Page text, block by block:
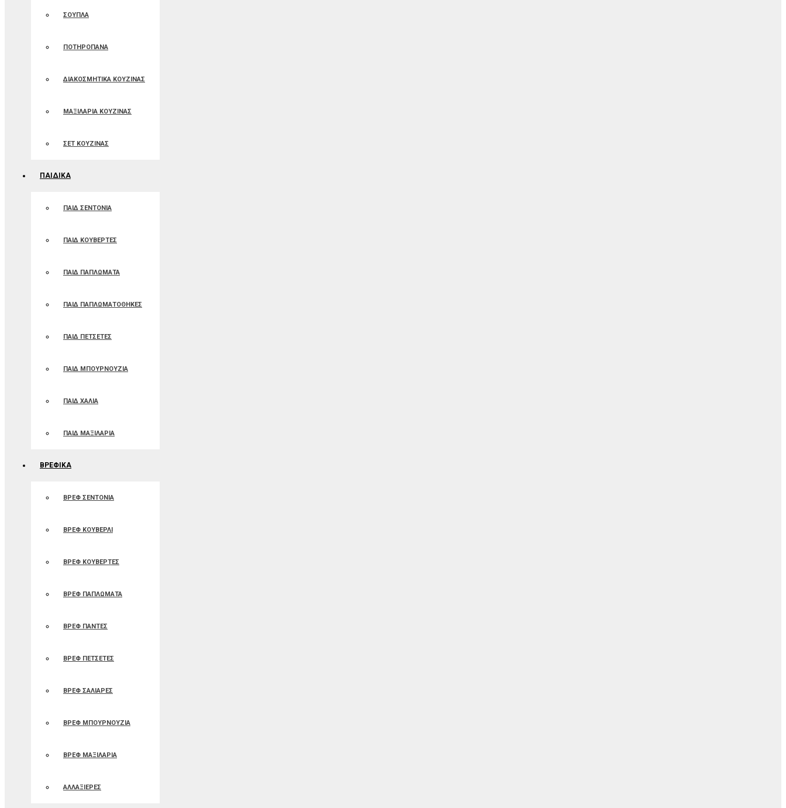
ΣΟΥΠΛΑ
ΠΟΤΗΡΟΠΑΝΑ
ΔΙΑΚΟΣΜΗΤΙΚΑ ΚΟΥΖΙΝΑΣ
ΜΑΞΙΛΑΡΙΑ ΚΟΥΖΙΝΑΣ
ΣΕΤ ΚΟΥΖΙΝΑΣ
ΠΑΙΔΙΚΑ
ΠΑΙΔ ΣΕΝΤΟΝΙΑ
ΠΑΙΔ ΚΟΥΒΕΡΤΕΣ
ΠΑΙΔ ΠΑΠΛΩΜΑΤΑ
ΠΑΙΔ ΠΑΠΛΩΜΑΤΟΘΗΚΕΣ
ΠΑΙΔ ΠΕΤΣΕΤΕΣ
ΠΑΙΔ ΜΠΟΥΡΝΟΥΖΙΑ
ΠΑΙΔ ΧΑΛΙΑ
ΠΑΙΔ ΜΑΞΙΛΑΡΙΑ
ΒΡΕΦΙΚΑ
ΒΡΕΦ ΣΕΝΤΟΝΙΑ
ΒΡΕΦ ΚΟΥΒΕΡΛΙ
ΒΡΕΦ ΚΟΥΒΕΡΤΕΣ
ΒΡΕΦ ΠΑΠΛΩΜΑΤΑ
ΒΡΕΦ ΠΑΝΤΕΣ
ΒΡΕΦ ΠΕΤΣΕΤΕΣ
ΒΡΕΦ ΣΑΛΙΑΡΕΣ
ΒΡΕΦ ΜΠΟΥΡΝΟΥΖΙΑ
ΒΡΕΦ ΜΑΞΙΛΑΡΙΑ
ΑΛΛΑΞΙΕΡΕΣ